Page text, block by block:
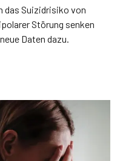
das Suizidrisiko von
Störung senken
Daten dazu.